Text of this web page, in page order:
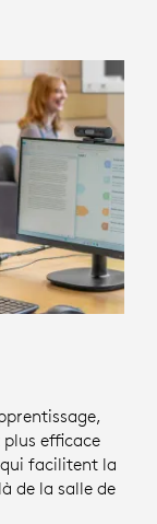
efficace
facilitent la
de la salle de